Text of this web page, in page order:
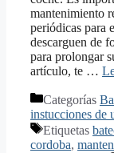
mantenimiento
periódicas para
descarguen de
para prolongar
artículo, te …
Categorías
instucciones de
Etiquetas
cordoba,